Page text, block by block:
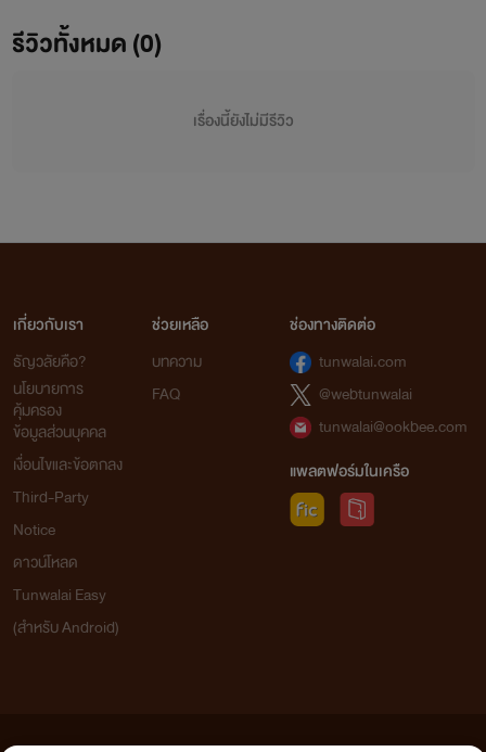
รีวิวทั้งหมด (0)
เรื่องนี้ยังไม่มีรีวิว
เกี่ยวกับเรา
ธัญวลัยคือ?
นโยบายการ
คุ้มครอง
ข้อมูลส่วนบุคคล
เงื่อนไขและข้อตกลง
Third-Party
Notice
ดาวน์โหลด
Tunwalai Easy
(สำหรับ Android)
ช่วยเหลือ
บทความ
FAQ
ช่องทางติดต่อ
tunwalai.com
@webtunwalai
tunwalai@ookbee.com
แพลตฟอร์มในเครือ